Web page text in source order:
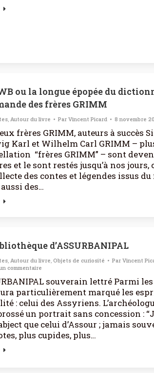
ou la longue épopée du
des frères GRIMM
,Autour du livre ParVincent Picard 8 novembre
frères GRIMM, auteurs à succès
Karl et Wilhelm Carl GRIMM –
“frères GRIMM” – sont
et le sont restés jusqu’à nos
des contes et légendes issus
des…
d’ASSURBANIPAL
,Autour du livre,Objets de curiosité ParVincent
commentaire
souverain lettré Parmi
particulièrement marqué les
: celui des Assyriens.
un portrait sans concession :
que celui d’Assour ; jamais
plus cupides, plus…